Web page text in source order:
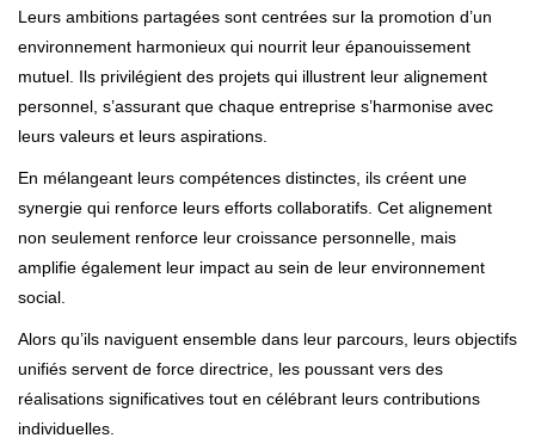
Leurs ambitions partagées sont centrées sur la promotion d’un
environnement harmonieux qui nourrit leur épanouissement
mutuel. Ils privilégient des projets qui illustrent leur alignement
personnel, s’assurant que chaque entreprise s’harmonise avec
leurs valeurs et leurs aspirations.
En mélangeant leurs compétences distinctes, ils créent une
synergie qui renforce leurs efforts collaboratifs. Cet alignement
non seulement renforce leur croissance personnelle, mais
amplifie également leur impact au sein de leur environnement
social.
Alors qu’ils naviguent ensemble dans leur parcours, leurs objectifs
unifiés servent de force directrice, les poussant vers des
réalisations significatives tout en célébrant leurs contributions
individuelles.